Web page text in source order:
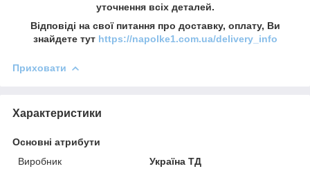
уточнення всіх деталей.
Відповіді на свої питання про доставку, оплату, Ви
знайдете тут https://napolke1.com.ua/delivery_info
Приховати
Характеристики
Основні атрибути
Виробник
Україна ТД